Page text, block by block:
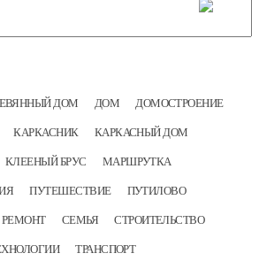
ДОМ ДОМ ДОМОСТРОЕНИЕ
КАРКАСНИК КАРКАСНЫЙ ДОМ
КЛЕЕНЫЙ БРУС МАРШРУТКА
ПУТЕШЕСТВИЕ ПУТИЛОВО
РЕМОНТ СЕМЬЯ СТРОИТЕЛЬСТВО
ТРАНСПОРТ